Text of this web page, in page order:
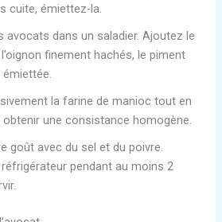
cuite, émiettez-la.
avocats dans un saladier. Ajoutez le
finement hachés, le piment
la farine de manioc tout en
obtenir une consistance homogène.
goût avec du sel et du poivre.
pendant au moins 2